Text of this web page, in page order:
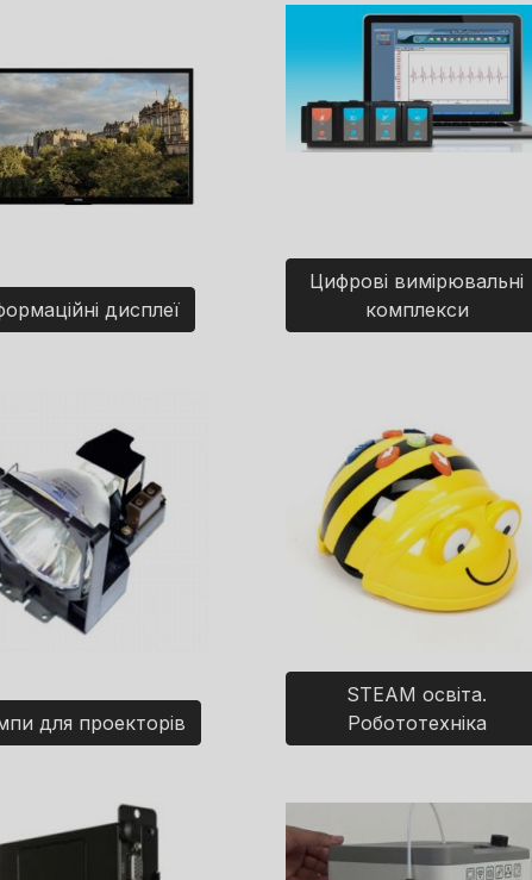
дисплеї
Цифрові вимірювальні
комплекси
для проекторів
STEAM освіта.
Робототехніка